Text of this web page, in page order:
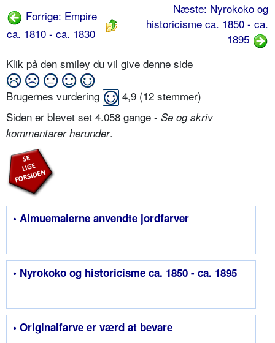
Forrige: Empire
ca. 1810 - ca. 1830
Næste: Nyrokoko og
historicisme ca. 1850 - ca.
1895
Klik på den smiley du vil give denne side
Brugernes vurdering 4,9 (12 stemmer)
Siden er blevet set 4.058 gange - Se og skriv
kommentarer herunder.
• Almuemalerne anvendte jordfarver
• Nyrokoko og historicisme ca. 1850 - ca. 1895
• Originalfarve er værd at bevare